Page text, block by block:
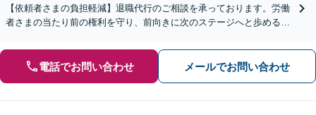
【依頼者さまの負担軽減】退職代行のご相談を承っております。労働
者さまの当たり前の権利を守り、前向きに次のステージへと歩めるよ
電話でお問い合わせ メールでお問い合わせ